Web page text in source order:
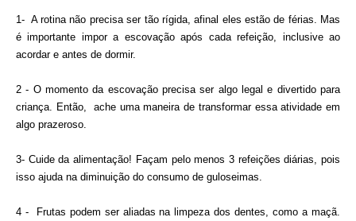
1-  A rotina não precisa ser tão rígida, afinal eles estão de férias. Mas
é importante impor a escovação após cada refeição, inclusive ao
acordar e antes de dormir.
2 - O momento da escovação precisa ser algo legal e divertido para
criança. Então,  ache uma maneira de transformar essa atividade em
algo prazeroso.
3- Cuide da alimentação! Façam pelo menos 3 refeições diárias, pois
isso ajuda na diminuição do consumo de guloseimas.
4 -  Frutas podem ser aliadas na limpeza dos dentes, como a maçã.